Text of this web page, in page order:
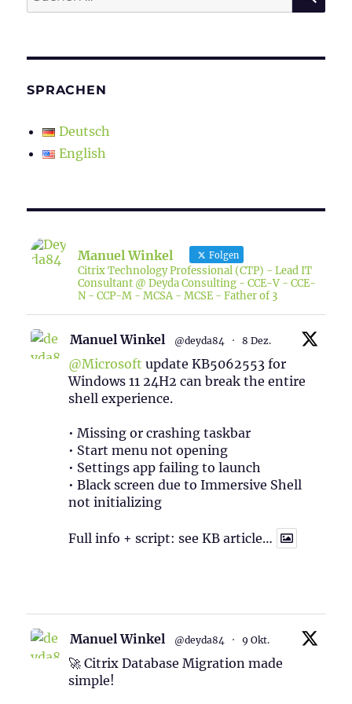
nach:
SPRACHEN
Deutsch
English
Manuel Winkel Folgen
Citrix Technology Professional (CTP) - Lead IT
Consultant @ Deyda Consulting - CCE-V - CCE-
N - CCP-M - MCSA - MCSE - Father of 3
Manuel Winkel @deyda84 · 8 Dez.
@Microsoft update KB5062553 for
Windows 11 24H2 can break the entire
shell experience.
• Missing or crashing taskbar
• Start menu not opening
• Settings app failing to launch
• Black screen due to Immersive Shell
not initializing
Full info + script: see KB article…
Manuel Winkel @deyda84 · 9 Okt.
🚀 Citrix Database Migration made
simple!